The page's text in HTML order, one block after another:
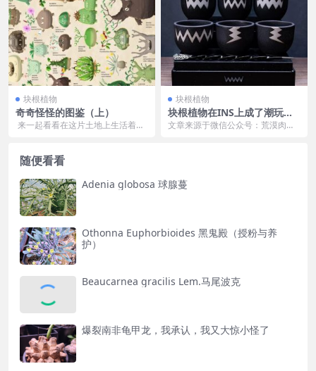
块根植物
奇奇怪怪的图鉴（上）
来一起看看在这片土地上生活着哪
块根植物
块根植物在INS上成了潮玩盆
景，顺便带火了日本的花盆
文章来源于微信公众号：荒漠肉植
随便看看
Adenia globosa 球腺蔓
Othonna Euphorbioides 黑鬼殿（授粉与养
护）
Beaucarnea gracilis Lem.马尾波克
爆裂南非龟甲龙，我承认，我又大惊小怪了